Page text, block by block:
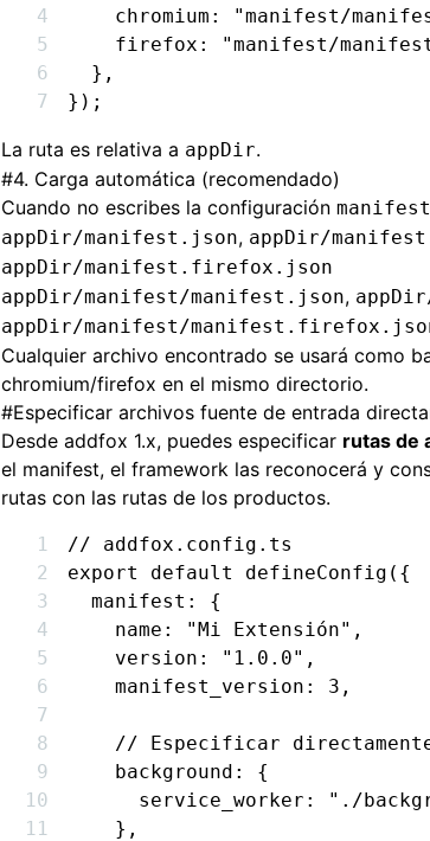
    chromium
: "manifest/
    firefox
: "manifest/
  }
,
});
La ruta es relativa a appDir.
#4. Carga automática (recomendado)
Cuando no escribes la configuración manifest
appDir/manifest.json, appDir/
appDir/manifest.firefox.json
appDir/manifest/manifest.json,
appDir/manifest/
Cualquier archivo encontrado se usará como
chromium/firefox en el mismo directorio.
#Especificar archivos fuente de entrada
Desde addfox 1.x, puedes especificar rutas de
el manifest, el framework las reconocerá y
rutas con las rutas de los productos.
// addfox.config.ts
export
default defineConfig ({
  manifest
:
{
    name
: "Mi Extensión" ,
    version
: "1.0.0" ,
    manifest_version
: 3 ,
// Especificar
    background
:
{
      service_worker
: "./
    }
,